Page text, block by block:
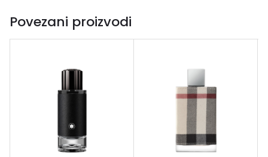
Povezani proizvodi